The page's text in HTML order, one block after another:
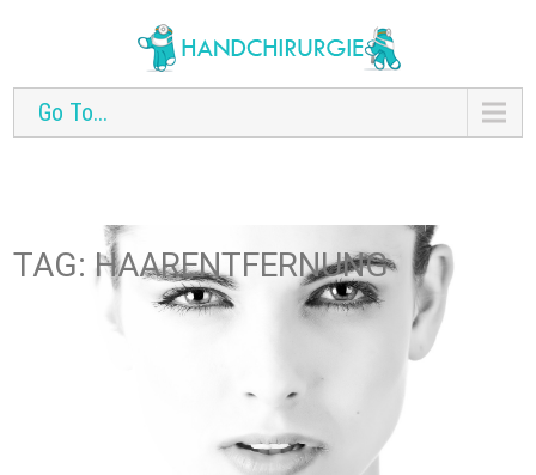
Go To...
TAG: HAARENTFERNUNG